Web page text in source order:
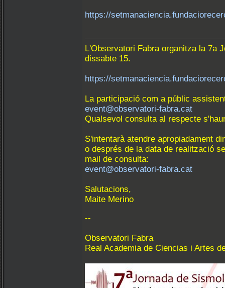
https://
L'Observatori Fabra organitza la 7a
dissabte 15.
https://
La participació com a públic
event@observatori-fabra.cat
Qualsevol consulta al respecte
S'intentarà atendre apropiadament
o després de la data de realització
mail de consulta:
event@observatori-fabra.cat
Salutacions,
Maite Merino
--
Observatori Fabra
Real Academia de Ciencias i Artes